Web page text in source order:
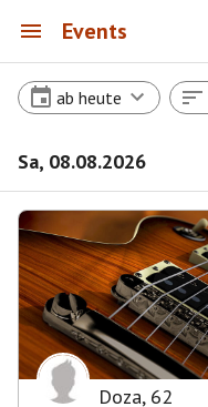
Events
ab heute
Sa, 08.08.2026
Doza, 62